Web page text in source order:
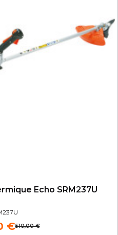
Echo SRM237U
510,00 €
€